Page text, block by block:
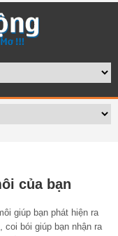
của bạn
giúp bạn phát hiện ra
coi bói giúp bạn nhận ra